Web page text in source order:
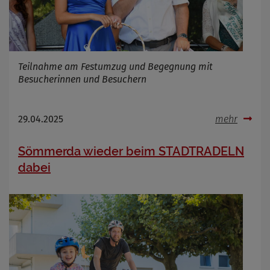
Teilnahme am Festumzug und Begegnung mit
Besucherinnen und Besuchern
29.04.2025 mehr
Sömmerda wieder beim STADTRADELN
dabei
Infos schließen